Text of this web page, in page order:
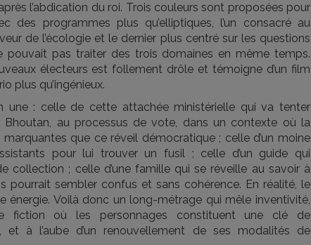
l’abdication du roi. Trois couleurs sont proposées pour
des programmes plus qu’elliptiques, l’un consacré au
de l’écologie et le dernier plus centré sur les questions
pas traiter des trois domaines en même temps.
électeurs est follement drôle et témoigne d’un film
plus qu’ingénieux.
une : celle de cette attachée ministérielle qui va tenter
Bhoutan, au processus de vote, dans un contexte où la
que ce réveil démocratique ; celle d’un moine
pour lui trouver un fusil ; celle d’un guide qui
collection ; celle d’une famille qui se réveille au savoir à
sembler confus et sans cohérence. En réalité, le
Voilà donc un long-métrage qui mêle inventivité,
fiction où les personnages constituent une clé de
et à l’aube d’un renouvellement de ses modalités de